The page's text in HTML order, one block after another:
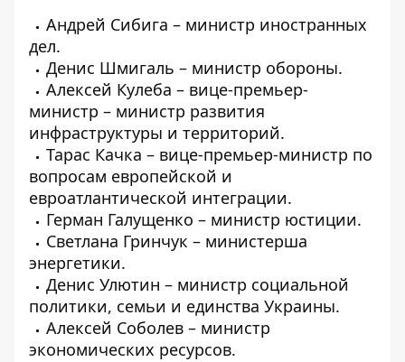
Андрей Сибига – министр иностранных
дел.
Денис Шмигаль – министр обороны.
Алексей Кулеба – вице-премьер-
министр – министр развития
инфраструктуры и территорий.
Тарас Качка – вице-премьер-министр по
вопросам европейской и
евроатлантической интеграции.
Герман Галущенко – министр юстиции.
Светлана Гринчук – министерша
энергетики.
Денис Улютин – министр социальной
политики, семьи и единства Украины.
Алексей Соболев – министр
экономических ресурсов.